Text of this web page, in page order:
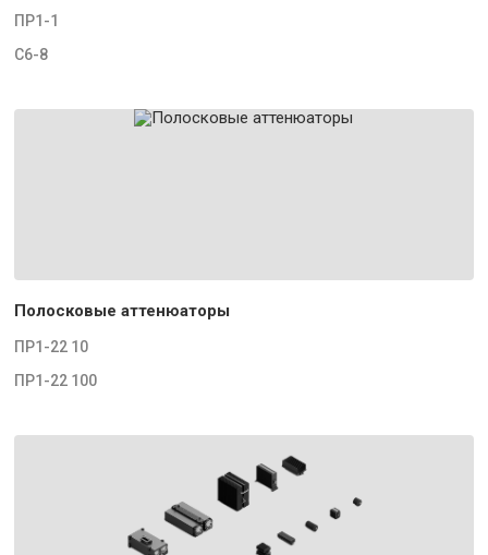
ПР1-1
С6-8
Полосковые аттенюаторы
ПР1-22 10
ПР1-22 100